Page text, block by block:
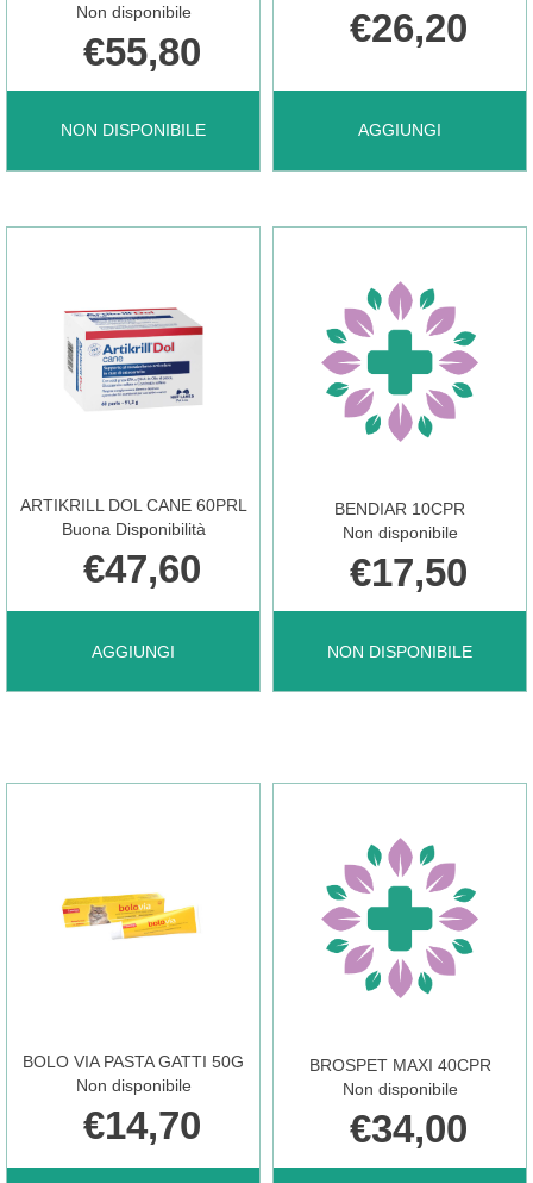
Non disponibile
€55,80
NON DISPONIBILE
ADVANTIX
DISPONIBILE
€26,20
AGGIUNGI
AGGIUNGI AGITATION
30ML AL
CARRELLO
ARTIKRILL DOL CANE 60PRL
Buona Disponibilità
€47,60
AGGIUNGI
AGGIUNGI ARTIKRILL
BENDIAR 10CPR
Non disponibile
€17,50
NON DISPONIBILE
BENDIAR
DISPONIBILE
BOLO VIA PASTA GATTI 50G
Non disponibile
€14,70
BROSPET MAXI 40CPR
Non disponibile
€34,00